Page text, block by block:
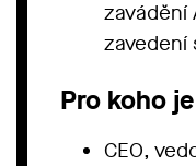
zavádění
zavedení
Pro koho
CEO,